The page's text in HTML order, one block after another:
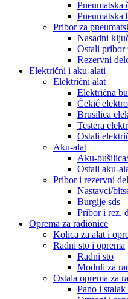
Pneumatska
Pneumatska
Pribor za
Nasadni
Ostali pribor
Rezervni
Električni i aku-alati
Električni alat
Električna
Čekić
Brusilica
Testera
Ostali
Aku-alat
Aku-
Ostali aku-
Pribor i rezervni
Nastavci/
Burgije sds
Pribor i rez.
Oprema za radionice
Kolica za alat i
Radni sto i oprema
Radni sto
Moduli za
Ostala oprema za
Pano i